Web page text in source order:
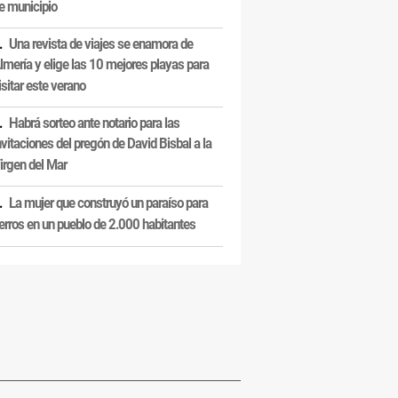
municipio
Una revista de viajes se enamora de
y elige las 10 mejores playas para
este verano
Habrá sorteo ante notario para las
del pregón de David Bisbal a la
del Mar
La mujer que construyó un paraíso para
en un pueblo de 2.000 habitantes